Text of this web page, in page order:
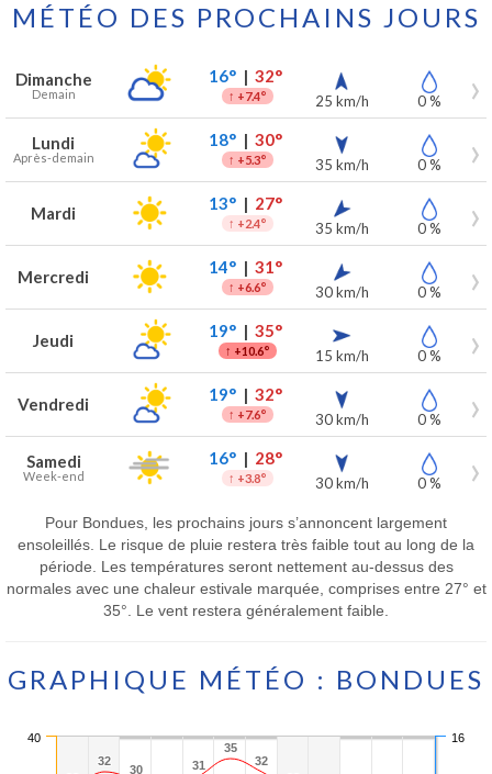
MÉTÉO DES PROCHAINS JOURS
Prévisions météo à Bondues pour les 7 prochains jours
Jour Météo Températures Vent Précipitations
Dimanche
Demain
16°| 32°
↑ +7.4° 25 km/h 0 %
Lundi
Après-demain
18°| 30°
↑ +5.3° 35 km/h 0 %
Mardi 13°| 27°
↑ +2.4° 35 km/h 0 %
Mercredi 14°| 31°
↑ +6.6° 30 km/h 0 %
Jeudi 19°| 35°
↑ +10.6° 15 km/h 0 %
Vendredi 19°| 32°
↑ +7.6° 30 km/h 0 %
Samedi
Week-end
16°| 28°
↑ +3.8° 30 km/h 0 %
Pour Bondues, les prochains jours s’annoncent largement
ensoleillés. Le risque de pluie restera très faible tout au long de la
période. Les températures seront nettement au-dessus des
normales avec une chaleur estivale marquée, comprises entre 27° et
35°. Le vent restera généralement faible.
GRAPHIQUE MÉTÉO : BONDUES
32
32
30
30 31
31
35
35
32
32
40 16